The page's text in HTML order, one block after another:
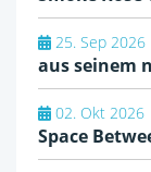
25. Sep
aus seinem
02. Okt 2026
Space